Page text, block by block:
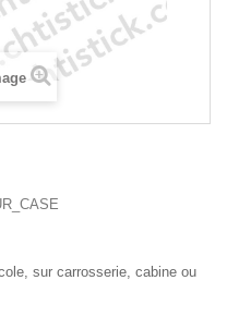
sur carrosserie, cabine ou